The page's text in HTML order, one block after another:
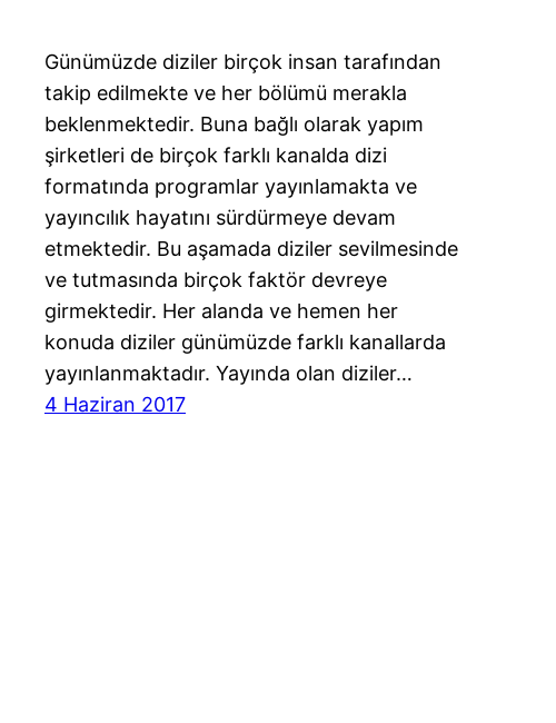
Günümüzde diziler birçok insan tarafından
takip edilmekte ve her bölümü merakla
beklenmektedir. Buna bağlı olarak yapım
şirketleri de birçok farklı kanalda dizi
formatında programlar yayınlamakta ve
yayıncılık hayatını sürdürmeye devam
etmektedir. Bu aşamada diziler sevilmesinde
ve tutmasında birçok faktör devreye
girmektedir. Her alanda ve hemen her
konuda diziler günümüzde farklı kanallarda
yayınlanmaktadır. Yayında olan diziler…
4 Haziran 2017